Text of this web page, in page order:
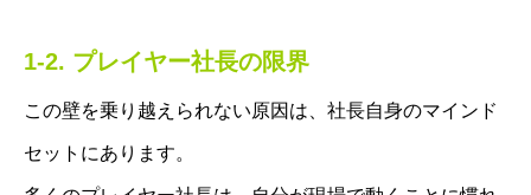
1-2. プレイヤー社長の限界
この壁を乗り越えられない原因は、社長自身のマインド
セットにあります。